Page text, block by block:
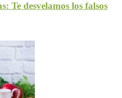
Te desvelamos los falsos